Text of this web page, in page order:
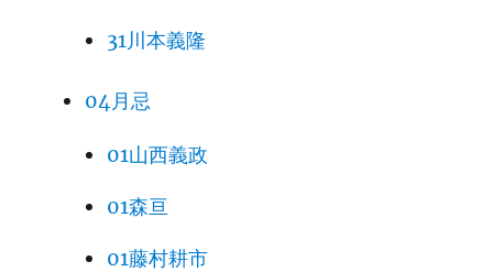
31川本義隆
04月忌
01山西義政
01森亘
01藤村耕市